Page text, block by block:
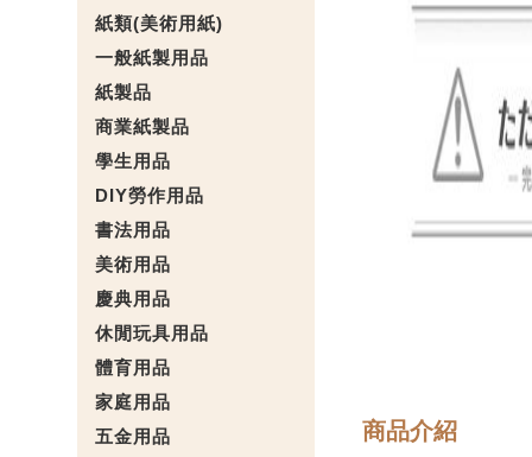
紙類(美術用紙)
一般紙製用品
紙製品
商業紙製品
學生用品
DIY勞作用品
書法用品
美術用品
慶典用品
休閒玩具用品
體育用品
家庭用品
五金用品
商品介紹